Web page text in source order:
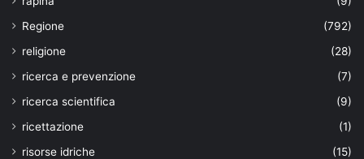
Regione
(792)
religione
(28)
ricerca e prevenzione
(7)
ricerca scientifica
(9)
ricettazione
(1)
risorse idriche
(15)